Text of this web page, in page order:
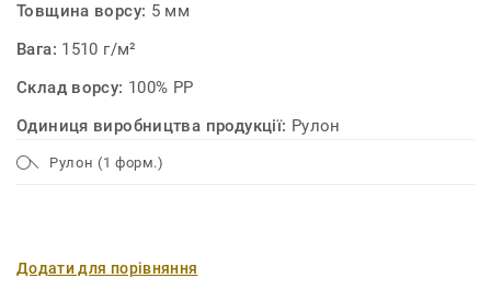
Товщина ворсу: 5 мм
Вага: 1510 г/м²
Склад ворсу: 100% PP
Одиниця виробництва продукції: Рулон
Рулон (1 форм.)
Додати для порівняння